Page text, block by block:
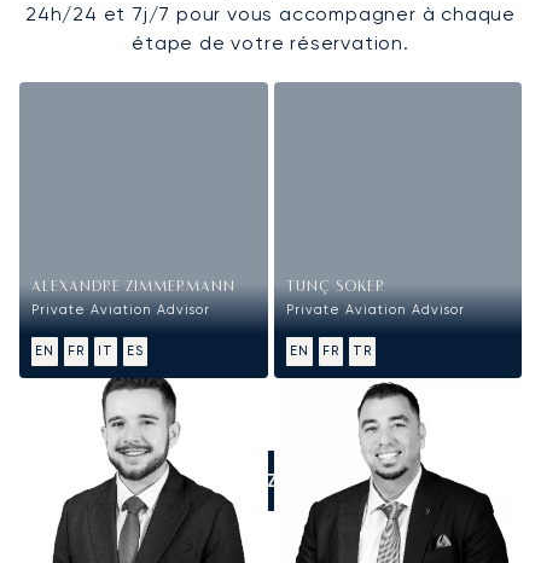
24h/24 et 7j/7 pour vous accompagner à chaque
étape de votre réservation.
ALEXANDRE ZIMMERMANN
Private Aviation Advisor
EN FR IT ES
TUNÇ SOKER
Private Aviation Advisor
EN FR TR
APPELEZ-NOUS